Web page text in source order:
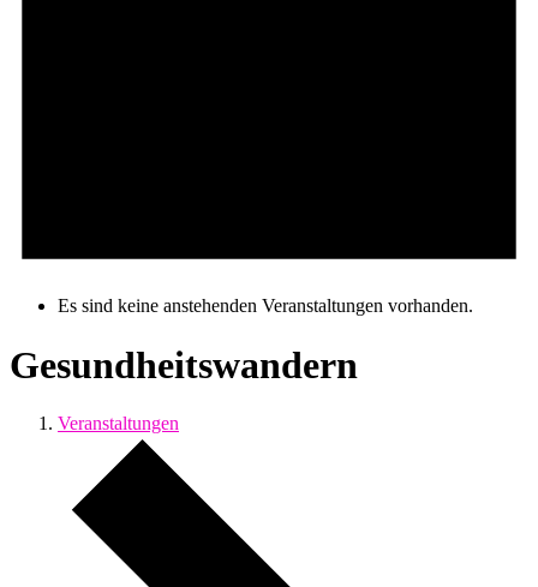
Es sind keine anstehenden Veranstaltungen vorhanden.
Gesundheitswandern
Veranstaltungen